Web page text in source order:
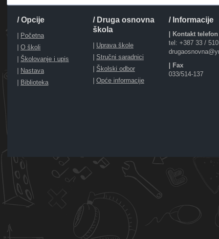
/ Opcije
| Početna
| O školi
| Školovanje i upis
| Nastava
| Biblioteka
/ Druga osnovna
škola
| Uprava škole
| Stručni saradnici
| Školski odbor
| Opće informacije
/ Informacije
| Kontakt telefon
tel: +387 33 /
| Fax
033/514-137